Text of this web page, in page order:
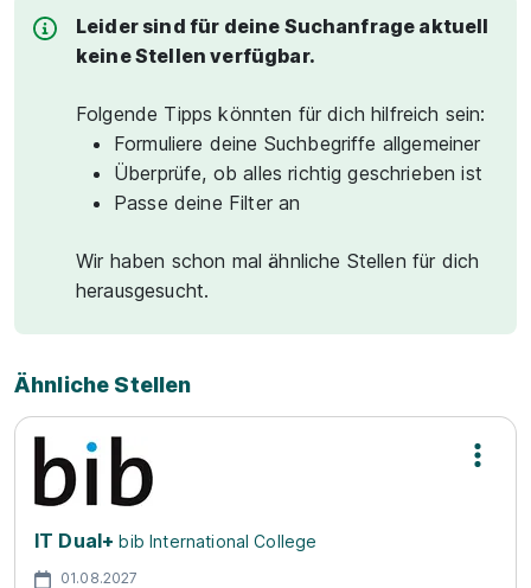
Leider sind für deine Suchanfrage aktuell
keine Stellen verfügbar.
Folgende Tipps könnten für dich hilfreich sein:
Formuliere deine Suchbegriffe allgemeiner
Überprüfe, ob alles richtig geschrieben ist
Passe deine Filter an
Wir haben schon mal ähnliche Stellen für dich
herausgesucht.
Ähnliche Stellen
IT Dual+ bib International College
01.08.2027